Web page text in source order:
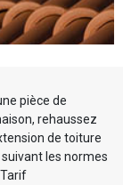
pièce de
rehaussez
de toiture
les normes